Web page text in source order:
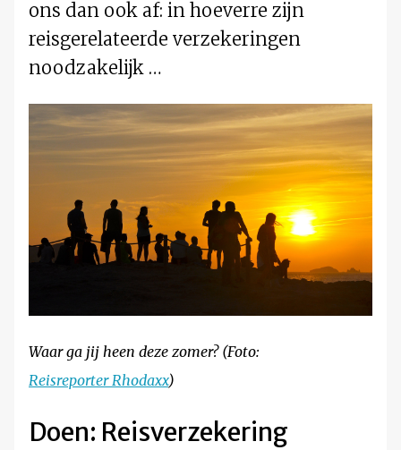
ons dan ook af: in hoeverre zijn
reisgerelateerde verzekeringen
noodzakelijk …
Waar ga jij heen deze zomer? (Foto:
Reisreporter Rhodaxx)
Doen: Reisverzekering